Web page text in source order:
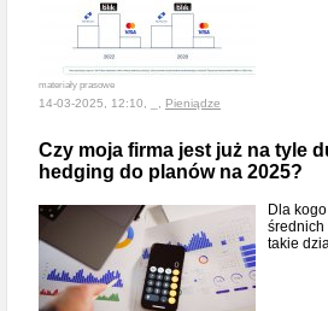
materiały prasowe
14-03-2025, 12:10, _, Pieniądze
Czy moja firma jest już na tyle
hedging do planów na 2025?
Dla
średnich
takie